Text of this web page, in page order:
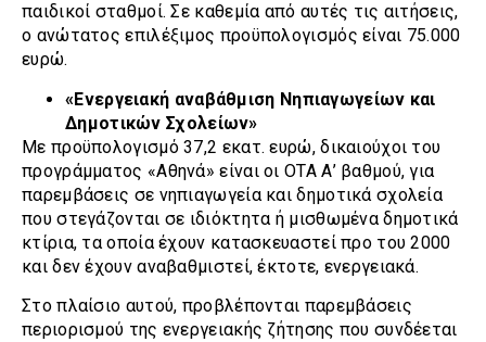
παιδικοί σταθμοί. Σε καθεμία από αυτές τις αιτήσεις,
ο ανώτατος επιλέξιμος προϋπολογισμός είναι 75.000
ευρώ.
«Ενεργειακή αναβάθμιση Νηπιαγωγείων και
Δημοτικών Σχολείων»
Με προϋπολογισμό 37,2 εκατ. ευρώ, δικαιούχοι του
προγράμματος «Αθηνά» είναι οι ΟΤΑ Α’ βαθμού, για
παρεμβάσεις σε νηπιαγωγεία και δημοτικά σχολεία
που στεγάζονται σε ιδιόκτητα ή μισθωμένα δημοτικά
κτίρια, τα οποία έχουν κατασκευαστεί προ του 2000
και δεν έχουν αναβαθμιστεί, έκτοτε, ενεργειακά.
Στο πλαίσιο αυτού, προβλέπονται παρεμβάσεις
περιορισμού της ενεργειακής ζήτησης που συνδέεται